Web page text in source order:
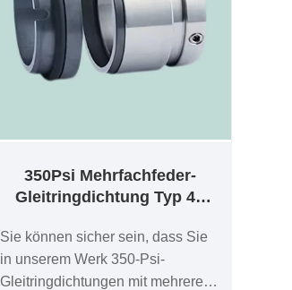
350Psi Mehrfachfeder-
Gleitringdichtung Typ 40
Sie können sicher sein, dass Sie
in unserem Werk 350-Psi-
Gleitringdichtungen mit mehreren